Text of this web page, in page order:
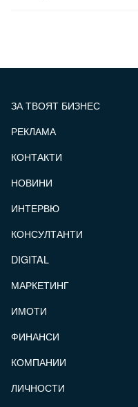
ЗА ТВОЯТ БИЗНЕС
РЕКЛАМА
КОНТАКТИ
НОВИНИ
ИНТЕРВЮ
КОНСУЛТАНТИ
DIGITAL
МАРКЕТИНГ
ИМОТИ
ФИНАНСИ
КОМПАНИИ
ЛИЧНОСТИ